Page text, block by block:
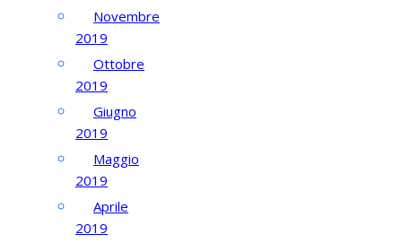
Novembre
2019
Ottobre
2019
Giugno
2019
Maggio
2019
Aprile
2019